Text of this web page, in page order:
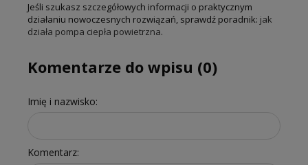
Jeśli szukasz szczegółowych informacji o praktycznym
działaniu nowoczesnych rozwiązań, sprawdź poradnik: jak
działa pompa ciepła powietrzna.
Komentarze do wpisu (0)
Imię i nazwisko:
Komentarz: